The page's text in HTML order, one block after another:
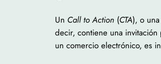
Un Call to Action (CTA), o
decir, contiene una
un comercio electrónico, es